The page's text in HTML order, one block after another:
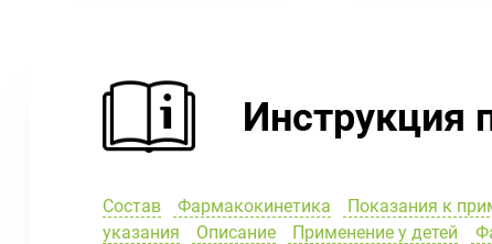
Инструкция
Состав Фармакокинетика Показания к
указания
Описание Применение у детей